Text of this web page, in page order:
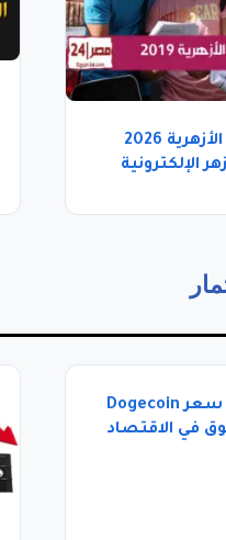
نتيجة الثانوية الأزهرية 2026
الإلكترونية
أهمية متابعة سعر Dogecoin
في الاقتصاد